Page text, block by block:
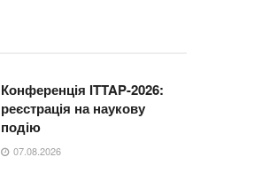
Конференція ITTAP-2026:
реєстрація на наукову
подію
07.08.2026